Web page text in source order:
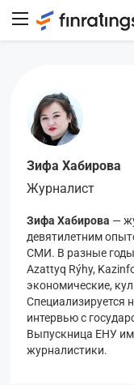
Зифа Хабирова
Журналист
Зифа Хабирова —
девятилетним
СМИ. В разные годы
Azattyq Rýhy,
экономические,
Специализируется
интервью с
Выпускница ЕНУ
журналистики.